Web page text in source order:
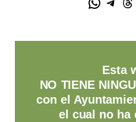
Esta
NO TIENE
con el
el cual no ha